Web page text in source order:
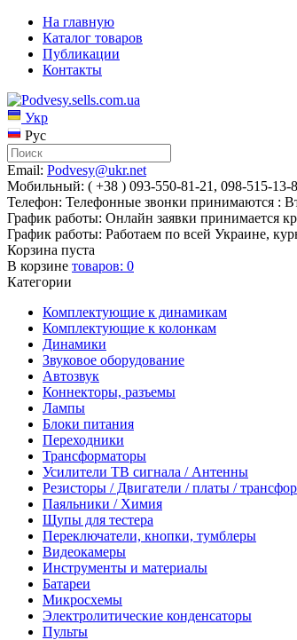
На главную
Каталог товаров
Публикации
Контакты
Укр
Рус
Email: Podvesy@ukr.net
Мобильный: ( +38 ) 093-550-81-21, 098-515-13-
Телефон: Телефонные звонки принимаются :
График работы: Онлайн заявки принимается
График работы: Работаем по всей Украине,
Корзина пуста
В корзине товаров: 0
Категории
Комплектующие к динамикам
Комплектующие к колонкам
Динамики
Звуковое оборудование
Автозвук
Коннекторы, разъемы
Лампы
Блоки питания
Переходники
Трансформаторы
Усилители ТВ сигнала / Антенны
Резисторы / Двигатели / платы /
Паяльники / Химия
Щупы для тестера
Переключатели, кнопки, тумблеры
Видеокамеры
Инструменты и материалы
Батареи
Микросхемы
Электролитические конденсаторы
Пульты